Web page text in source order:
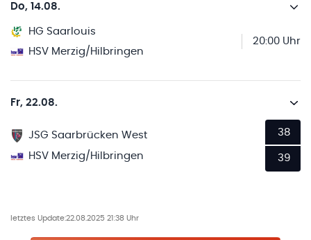
Do, 14.08.
HG Saarlouis
HSV Merzig/Hilbringen
20:00 Uhr
Fr, 22.08.
JSG Saarbrücken West
HSV Merzig/Hilbringen
38
39
letztes Update:22.08.2025 21:38 Uhr